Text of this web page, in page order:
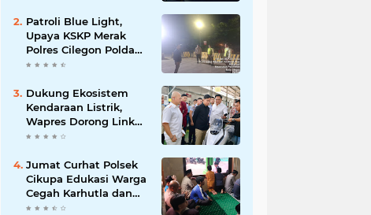
Patroli Blue Light,
Upaya KSKP Merak
Polres Cilegon Polda
Banten Tekan Aksi
Dukung Ekosistem
Kendaraan Listrik,
Wapres Dorong Link
and Match
Jumat Curhat Polsek
Cikupa Edukasi Warga
Cegah Karhutla dan
Larangan Membakar